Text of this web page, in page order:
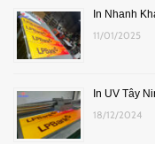
In Nhanh
11/01/2025
In UV Tây
18/12/2024